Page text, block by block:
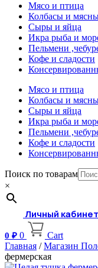
Мясо и птица
Колбасы и
Сыры и яйца
Икра рыба и
Пельмени
Кофе и сладости
Мясо и птица
Колбасы и
Сыры и яйца
Икра рыба и
Пельмени
Кофе и сладости
Поиск по товарам
×
Личный кабинет
0 ₽ 0
Cart
Главная /Магазин
фермерская